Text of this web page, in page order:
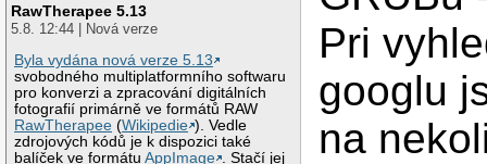
RawTherapee 5.13
5.8. 12:44 | Nová verze
Byla vydána nová verze 5.13
svobodného multiplatformního softwaru
pro konverzi a zpracování digitálních
fotografií primárně ve formátů RAW
RawTherapee (Wikipedie ). Vedle
zdrojových kódů je k dispozici také
balíček ve formátuAppImage . Stačí jej
Pri
googlu
na